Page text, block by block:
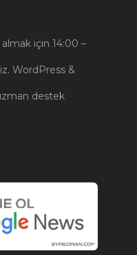
için 14:00 –
WordPress &
destek